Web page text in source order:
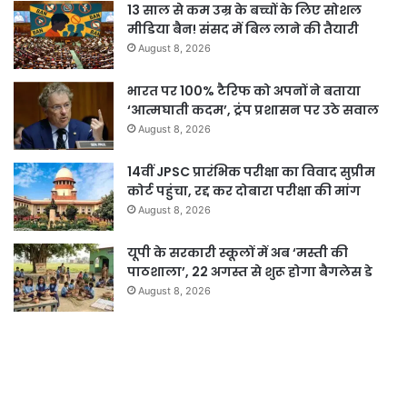
13 साल से कम उम्र के बच्चों के लिए सोशल
मीडिया बैन! संसद में बिल लाने की तैयारी
August 8, 2026
भारत पर 100% टैरिफ को अपनों ने बताया
‘आत्मघाती कदम’, ट्रंप प्रशासन पर उठे सवाल
August 8, 2026
14वीं JPSC प्रारंभिक परीक्षा का विवाद सुप्रीम
कोर्ट पहुंचा, रद्द कर दोबारा परीक्षा की मांग
August 8, 2026
यूपी के सरकारी स्कूलों में अब ‘मस्ती की
पाठशाला’, 22 अगस्त से शुरू होगा बैगलेस डे
August 8, 2026